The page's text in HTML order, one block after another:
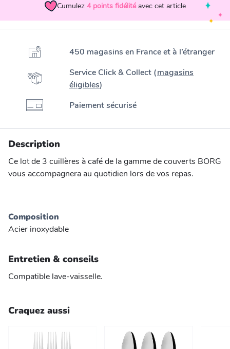
Cumulez 4 points fidélité avec cet article
450 magasins en France et à l’étranger
Service Click & Collect (magasins
éligibles)
Paiement sécurisé
Description
Ce lot de 3 cuillères à café de la gamme de couverts BORG
vous accompagnera au quotidien lors de vos repas.
Composition
Acier inoxydable
Entretien & conseils
Compatible lave-vaisselle.
Craquez aussi